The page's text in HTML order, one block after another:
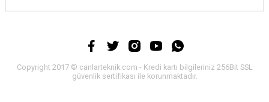
Copyright 2017 © canlarteknik.com - Kredi kartı bilgileriniz 256Bit SSL
güvenlik sertifikası ile korunmaktadır.